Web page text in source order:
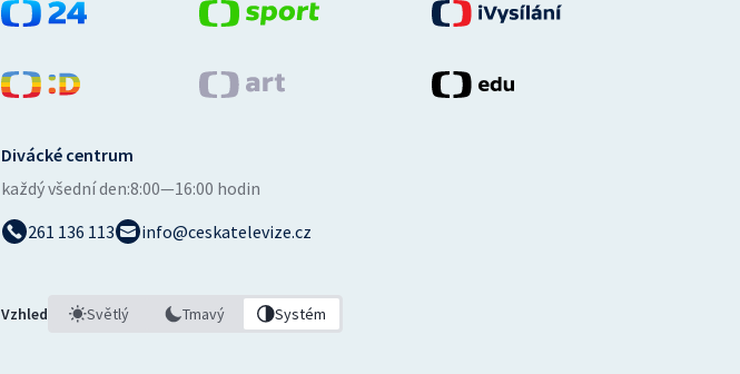
Divácké centrum
každý všední den:8:00—16:00 hodin
261 136 113
info@ceskatelevize.cz
Vzhled Světlý Tmavý Systém